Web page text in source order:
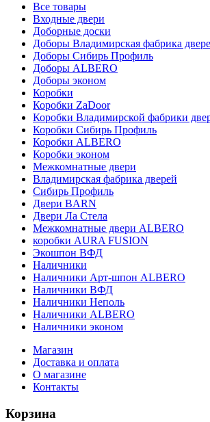
Все товары
Входные двери
Доборные доски
Доборы Владимирская фабрика
Доборы Сибирь Профиль
Доборы ALBERO
Доборы эконом
Коробки
Коробки ZaDoor
Коробки Владимирской фабрики
Коробки Сибирь Профиль
Коробки ALBERO
Коробки эконом
Межкомнатные двери
Владимирская фабрика дверей
Сибирь Профиль
Двери BARN
Двери Ла Стела
Межкомнатные двери ALBERO
коробки AURA FUSION
Экошпон ВФД
Наличники
Наличники Арт-шпон ALBERO
Наличники ВФД
Наличники Неполь
Наличники ALBERO
Наличники эконом
Магазин
Доставка и оплата
О магазине
Контакты
Корзина